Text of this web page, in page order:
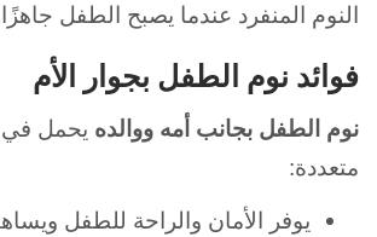
النوم المنفرد عندما يصبح الطفل
فوائد نوم الطفل بجوار الأم
نوم الطفل بجانب أمه ووالده يحمل في
متعددة:
يوفر الأمان والراحة للطفل